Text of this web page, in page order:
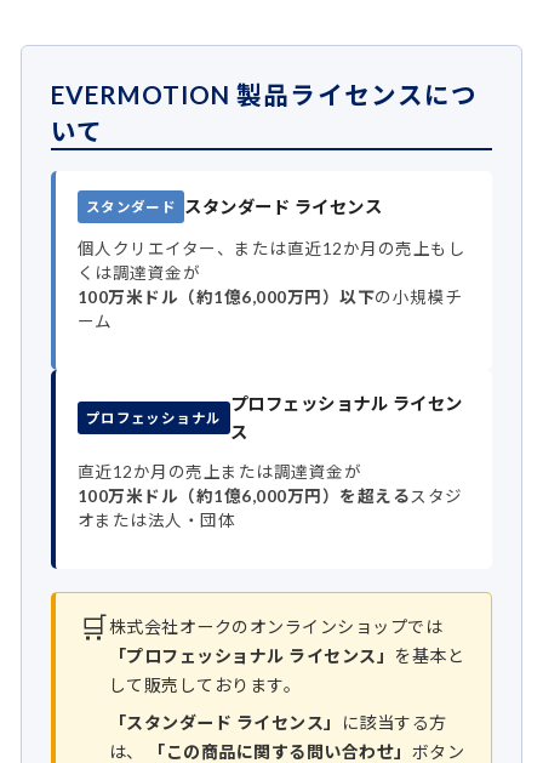
EVERMOTION 製品ライセンスにつ
いて
スタンダード スタンダード ライセンス
個人クリエイター、または直近12か月の売上もし
くは調達資金が
100万米ドル（約1億6,000万円）以下の小規模チ
ーム
プロフェッショナル
プロフェッショナル ライセン
ス
直近12か月の売上または調達資金が
100万米ドル（約1億6,000万円）を超えるスタジ
オまたは法人・団体
🛒株式会社オークのオンラインショップでは
「プロフェッショナル ライセンス」 を基本と
して販売しております。
「スタンダード ライセンス」
に該当する方
は、
「この商品に関する問い合わせ」 ボタン